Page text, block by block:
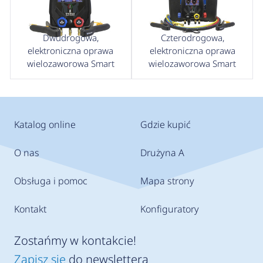
Dwudrogowa,
elektroniczna oprawa
wielozaworowa Smart
Czterodrogowa,
elektroniczna oprawa
wielozaworowa Smart
Katalog online
O nas
Obsługa i pomoc
Kontakt
Gdzie kupić
Drużyna A
Mapa strony
Konfiguratory
Zostańmy w kontakcie!
Zapisz się do newslettera